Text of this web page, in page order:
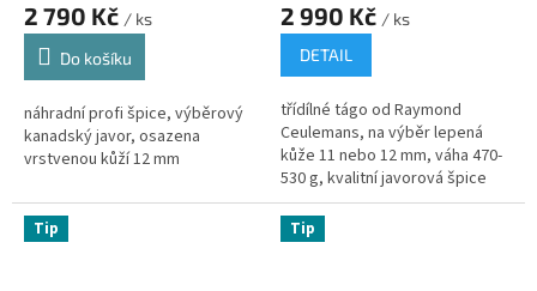
2 790 Kč / ks
Do košíku
náhradní profi špice, výběrový
kanadský javor, osazena
vrstvenou kůží 12 mm
2 990 Kč / ks
DETAIL
třídílné tágo od Raymond
Ceulemans, na výběr lepená
kůže 11 nebo 12 mm, váha 470-
530 g, kvalitní javorová špice
Tip Tip